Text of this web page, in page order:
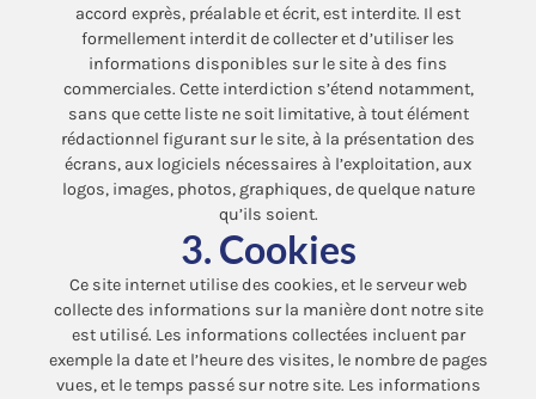
accord exprès, préalable et écrit, est interdite. Il est
formellement interdit de collecter et d’utiliser les
informations disponibles sur le site à des fins
commerciales. Cette interdiction s’étend notamment,
sans que cette liste ne soit limitative, à tout élément
rédactionnel figurant sur le site, à la présentation des
écrans, aux logiciels nécessaires à l’exploitation, aux
logos, images, photos, graphiques, de quelque nature
qu’ils soient.
3. Cookies
Ce site internet utilise des cookies, et le serveur web
collecte des informations sur la manière dont notre site
est utilisé. Les informations collectées incluent par
exemple la date et l’heure des visites, le nombre de pages
vues, et le temps passé sur notre site. Les informations